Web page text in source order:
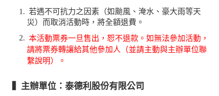
若遇不可抗力之因素（如颱風、淹水、豪大雨等天
災）而取消活動時，將全額退費。
本活動票券一旦售出，恕不退款。如無法參加活動，
請將票券轉讓給其他參加人（並請主動與主辦單位聯
繫說明）。
▍主辦單位：泰德利股份有限公司